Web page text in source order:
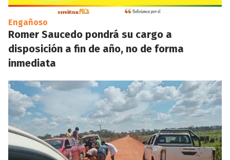
Engañoso
Romer Saucedo pondrá su cargo a
disposición a fin de año, no de forma
inmediata